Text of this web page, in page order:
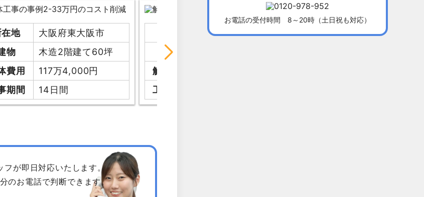
在地
大阪府東大阪市
物
木造2階建て60坪
費用
117万4,000円
期間
14日間
千葉県習志野市
建物
解体費用
工事期間
所在地
福岡県北九
が即日対応いたします。
のお電話で判断できます。
お電話の受付時間 8～20時（土日祝も対応）